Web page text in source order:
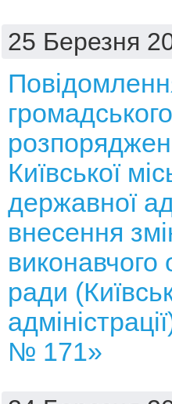
25 Березня
Київської
державної
внесення
виконавчого
ради
№ 171»